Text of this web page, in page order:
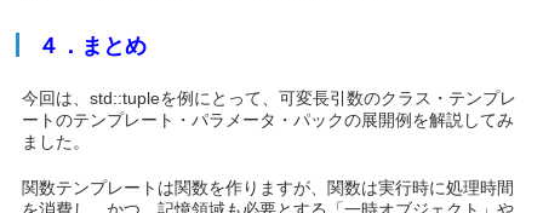
４．まとめ
今回は、std::tupleを例にとって、可変長引数のクラス・テンプレ
ートのテンプレート・パラメータ・パックの展開例を解説してみ
ました。
関数テンプレートは関数を作りますが、関数は実行時に処理時間